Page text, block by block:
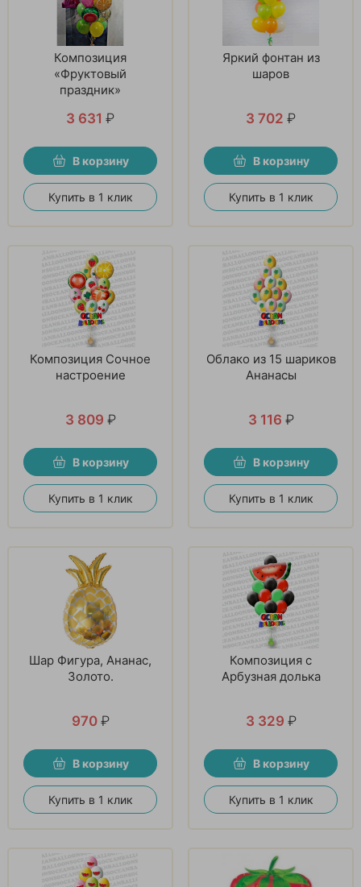
Композиция
«Фруктовый
праздник»
3 631 ₽
В корзину
Купить в 1 клик
Яркий фонтан из
шаров
3 702 ₽
В корзину
Купить в 1 клик
Композиция Сочное
настроение
3 809 ₽
В корзину
Купить в 1 клик
Облако из 15 шариков
Ананасы
3 116 ₽
В корзину
Купить в 1 клик
Шар Фигура, Ананас,
Золото.
970 ₽
В корзину
Купить в 1 клик
Композиция с
Арбузная долька
3 329 ₽
В корзину
Купить в 1 клик